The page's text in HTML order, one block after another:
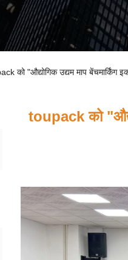
को "औद्योगिक उद्यम माप बेंचमार्किंग
toupack को